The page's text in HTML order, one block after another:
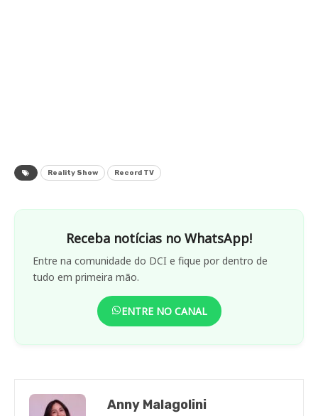
Reality Show Record TV
Receba notícias no WhatsApp!
Entre na comunidade do DCI e fique por dentro de
tudo em primeira mão.
ENTRE NO CANAL
Anny Malagolini